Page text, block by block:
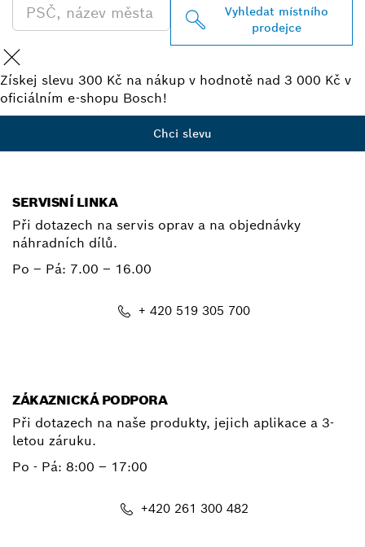
Vyhledat místního
prodejce
Získej slevu 300 Kč na nákup v hodnotě nad 3 000 Kč v
oficiálním e-shopu Bosch!
Chci slevu
SERVISNÍ LINKA
Při dotazech na servis oprav a na objednávky
náhradních dílů.
Po – Pá: 7.00 – 16.00
+ 420 519 305 700
ZÁKAZNICKÁ PODPORA
Při dotazech na naše produkty, jejich aplikace a 3-
letou záruku.
Po - Pá: 8:00 – 17:00
+420 261 300 482